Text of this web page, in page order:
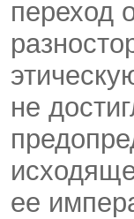
переход
не
ее